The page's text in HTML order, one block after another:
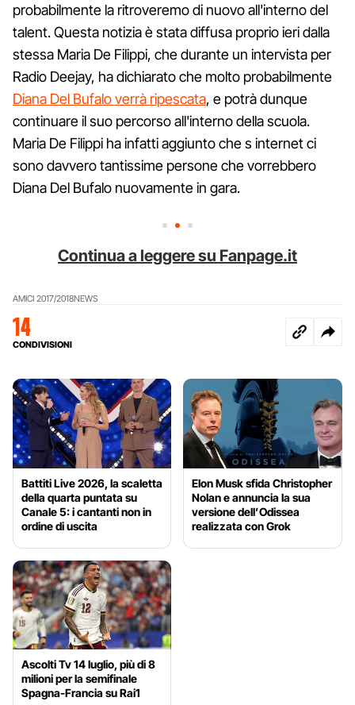
probabilmente la ritroveremo di nuovo all'interno del
talent. Questa notizia è stata diffusa proprio ieri dalla
stessa Maria De Filippi, che durante un intervista per
Radio Deejay, ha dichiarato che molto probabilmente
Diana Del Bufalo verrà ripescata, e potrà dunque
continuare il suo percorso all'interno della scuola.
Maria De Filippi ha infatti aggiunto che s internet ci
sono davvero tantissime persone che vorrebbero
Diana Del Bufalo nuovamente in gara.
Continua a leggere su Fanpage.it
AMICI 2017/2018NEWS
14
CONDIVISIONI
Battiti Live 2026, la scaletta
della quarta puntata su
Canale 5: i cantanti non in
ordine di uscita
Elon Musk sfida Christopher
Nolan e annuncia la sua
versione dell’Odissea
realizzata con Grok
Ascolti Tv 14 luglio, più di 8
milioni per la semifinale
Spagna-Francia su Rai1